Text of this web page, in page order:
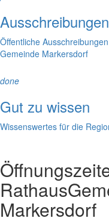
Ausschreibungen
Öffentliche
Gemeinde Markersdorf
done
Gut zu wissen
Wissenswertes für die
Rathaus
Markersdorf